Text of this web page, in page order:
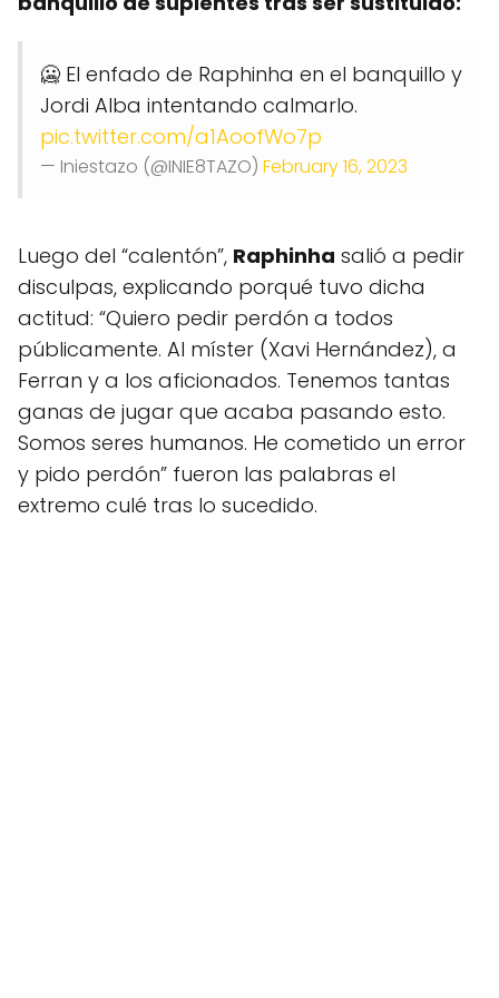
🥶 El enfado de Raphinha en el banquillo y
Jordi Alba intentando calmarlo.
pic.twitter.com/a1AoofWo7p
— Iniestazo (@INIE8TAZO) February 16, 2023
Luego del “calentón”, Raphinha salió a pedir
disculpas, explicando porqué tuvo dicha
actitud: “Quiero pedir perdón a todos
públicamente. Al míster (Xavi Hernández), a
Ferran y a los aficionados. Tenemos tantas
ganas de jugar que acaba pasando esto.
Somos seres humanos. He cometido un error
y pido perdón” fueron las palabras el
extremo culé tras lo sucedido.